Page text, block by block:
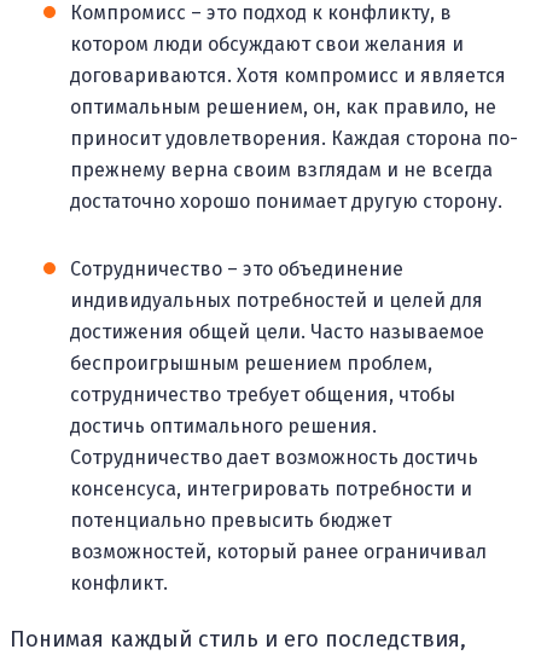
Компромисс – это подход к конфликту, в
котором люди обсуждают свои желания и
договариваются. Хотя компромисс и является
оптимальным решением, он, как правило, не
приносит удовлетворения. Каждая сторона по-
прежнему верна своим взглядам и не всегда
достаточно хорошо понимает другую сторону.
Сотрудничество – это объединение
индивидуальных потребностей и целей для
достижения общей цели. Часто называемое
беспроигрышным решением проблем,
сотрудничество требует общения, чтобы
достичь оптимального решения.
Сотрудничество дает возможность достичь
консенсуса, интегрировать потребности и
потенциально превысить бюджет
возможностей, который ранее ограничивал
конфликт.
Понимая каждый стиль и его последствия,